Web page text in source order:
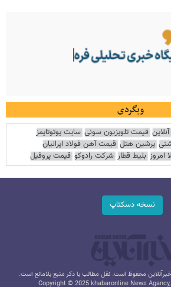
وبگردی
قیمت تلویزیون سونی سایت یوتوتایمز
پرشین هتل قیمت آهن فولاد ایرانیان
امروز بلیط قطار شرکت رادوکو قیمت پروفیل
نسخه دسکتاپ
محفوظ است. نقل مطالب با ذکر منبع بلامانع است.
Copyright © 2025 khabaronline News